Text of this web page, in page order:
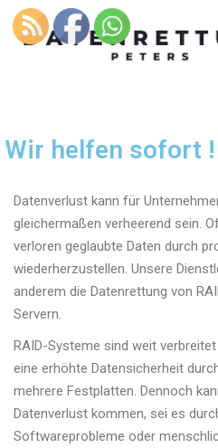
Wir helfen sofort !
Datenverlust kann für
gleichermaßen verheerend sein.
verloren geglaubte Daten durch
wiederherzustellen. Unsere
anderem die Datenrettung von
Servern.
RAID-Systeme sind weit
eine erhöhte Datensicherheit
mehrere Festplatten. Dennoch
Datenverlust kommen, sei es
Softwareprobleme oder